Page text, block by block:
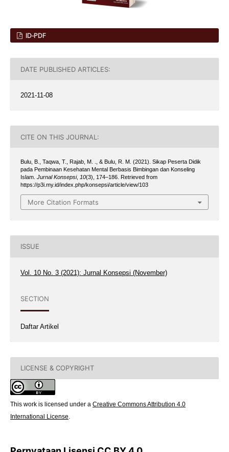
ID-PDF
DATE PUBLISHED ARTICLES:
2021-11-08
CITE ON THIS JOURNAL:
Bulu, B., Taqwa, T., Rajab, M. ., & Bulu, R. M. (2021). Sikap Peserta Didik
pada Pembinaan Kesehatan Mental Berbasis Bimbingan dan Konseling
Islam. Jurnal Konsepsi, 10(3), 174–186. Retrieved from
https://p3i.my.id/index.php/konsepsi/article/view/103
More Citation Formats
ISSUE
Vol. 10 No. 3 (2021): Jurnal Konsepsi (November)
SECTION
Daftar Artikel
LICENSE & COPYRIGHT
This work is licensed under a Creative Commons Attribution 4.0
International License.